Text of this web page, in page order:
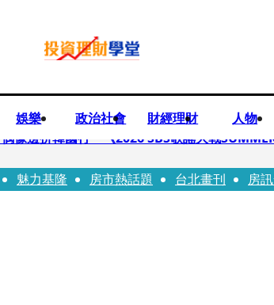
娛樂 政治社會 財經理財 人物
像邊拚韓國行 《2026 SBS歌謠大戰
條火急跳船？ 宏碁派任李文詳接掌兆基屋管
魅力基隆 房市熱話題 台北畫刊 房